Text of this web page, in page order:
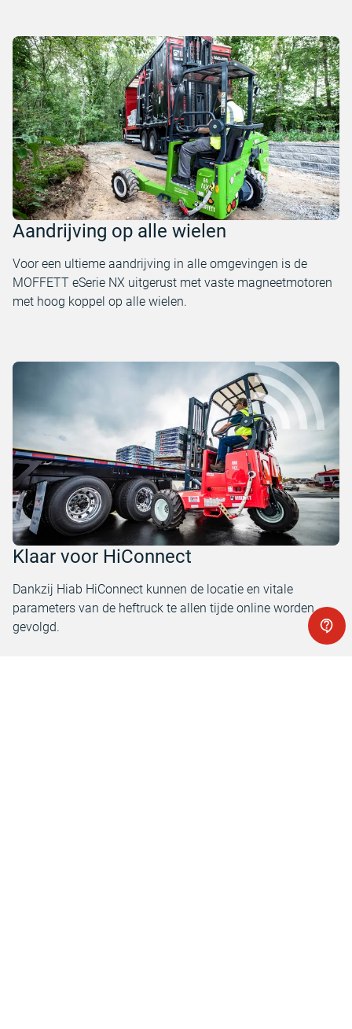
Aandrijving op alle wielen
Voor een ultieme aandrijving in alle omgevingen is de
MOFFETT eSerie NX uitgerust met vaste magneetmotoren
met hoog koppel op alle wielen.
Klaar voor HiConnect
Dankzij Hiab HiConnect kunnen de locatie en vitale
parameters van de heftruck te allen tijde online worden
gevolgd.